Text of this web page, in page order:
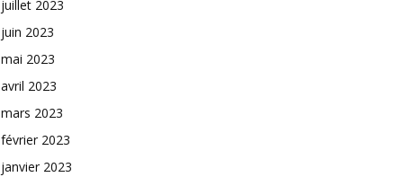
juillet 2023
juin 2023
mai 2023
avril 2023
mars 2023
février 2023
janvier 2023